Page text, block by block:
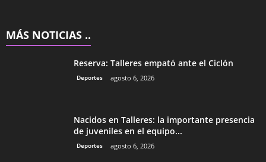
MÁS NOTICIAS ..
Reserva: Talleres empató ante el Ciclón
Deportes agosto 6, 2026
Nacidos en Talleres: la importante presencia
de juveniles en el equipo...
Deportes agosto 6, 2026